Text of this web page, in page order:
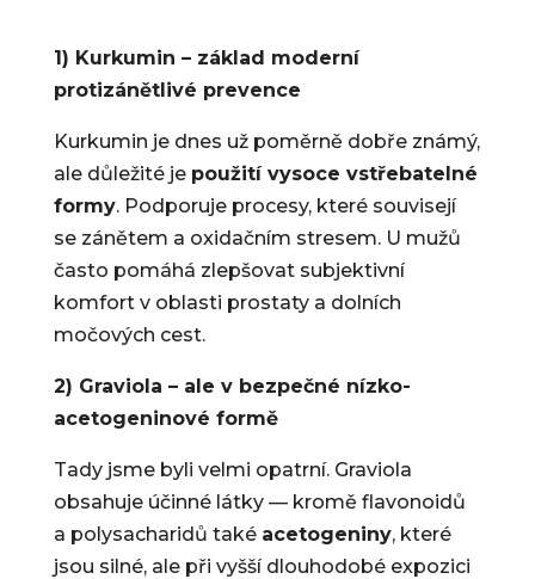
1) Kurkumin – základ moderní
protizánětlivé prevence
Kurkumin je dnes už poměrně dobře známý,
ale důležité je použití vysoce vstřebatelné
formy. Podporuje procesy, které souvisejí
se zánětem a oxidačním stresem. U mužů
často pomáhá zlepšovat subjektivní
komfort v oblasti prostaty a dolních
močových cest.
2) Graviola – ale v bezpečné nízko-
acetogeninové formě
Tady jsme byli velmi opatrní. Graviola
obsahuje účinné látky — kromě flavonoidů
a polysacharidů také acetogeniny, které
jsou silné, ale při vyšší dlouhodobé expozici